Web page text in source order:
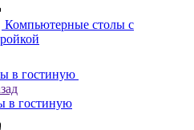
Компьютерные столы с
в гостиную
в гостиную